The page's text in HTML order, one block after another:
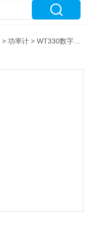
>功率计 > WT330数字功率计